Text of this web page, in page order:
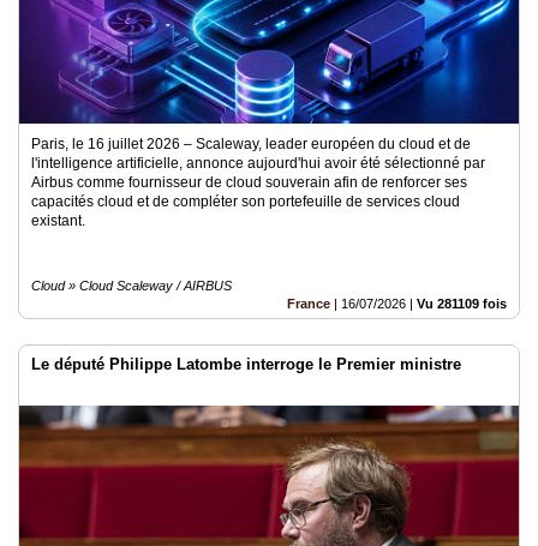
Paris, le 16 juillet 2026 – Scaleway, leader européen du cloud et de
l'intelligence artificielle, annonce aujourd'hui avoir été sélectionné par
Airbus comme fournisseur de cloud souverain afin de renforcer ses
capacités cloud et de compléter son portefeuille de services cloud
existant.
Cloud » Cloud Scaleway / AIRBUS
France | 16/07/2026 | Vu 281109 fois
Le député Philippe Latombe interroge le Premier ministre